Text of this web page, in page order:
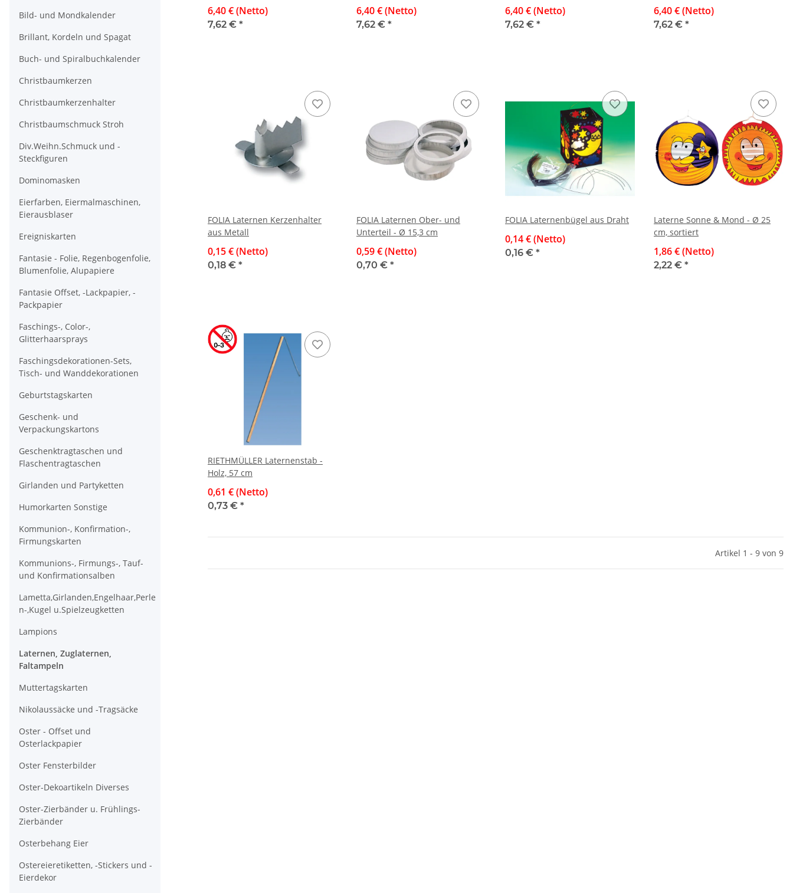
6,40 € (Netto)
7,62 € *
6,40 € (Netto)
7,62 € *
6,40 € (Netto)
7,62 € *
6,40 € (Netto)
7,62 € *
FOLIA Laternen Kerzenhalter
aus Metall
0,15 € (Netto)
0,18 € *
FOLIA Laternen Ober- und
Unterteil - Ø 15,3 cm
0,59 € (Netto)
0,70 € *
FOLIA Laternenbügel aus Draht
0,14 € (Netto)
0,16 € *
Laterne Sonne & Mond - Ø 25
cm, sortiert
1,86 € (Netto)
2,22 € *
RIETHMÜLLER Laternenstab -
Holz, 57 cm
0,61 € (Netto)
0,73 € *
Artikel 1 - 9 von 9
Bild- und Mondkalender
Brillant, Kordeln und Spagat
Buch- und Spiralbuchkalender
Christbaumkerzen
Christbaumkerzenhalter
Christbaumschmuck Stroh
Div.Weihn.Schmuck und -
Steckfiguren
Dominomasken
Eierfarben, Eiermalmaschinen,
Eierausblaser
Ereigniskarten
Fantasie - Folie, Regenbogenfolie,
Blumenfolie, Alupapiere
Fantasie Offset, -Lackpapier, -
Packpapier
Faschings-, Color-,
Glitterhaarsprays
Faschingsdekorationen-Sets,
Tisch- und Wanddekorationen
Geburtstagskarten
Geschenk- und
Verpackungskartons
Geschenktragtaschen und
Flaschentragtaschen
Girlanden und Partyketten
Humorkarten Sonstige
Kommunion-, Konfirmation-,
Firmungskarten
Kommunions-, Firmungs-, Tauf-
und Konfirmationsalben
Lametta,Girlanden,Engelhaar,Perle
n-,Kugel u.Spielzeugketten
Lampions
Laternen, Zuglaternen,
Faltampeln
Muttertagskarten
Nikolaussäcke und -Tragsäcke
Oster - Offset und
Osterlackpapier
Oster Fensterbilder
Oster-Dekoartikeln Diverses
Oster-Zierbänder u. Frühlings-
Zierbänder
Osterbehang Eier
Ostereieretiketten, -Stickers und -
Eierdekor